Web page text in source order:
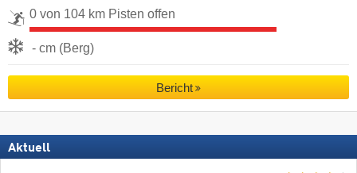
0 von 104 km Pisten offen
- cm (Berg)
Bericht
Aktuell